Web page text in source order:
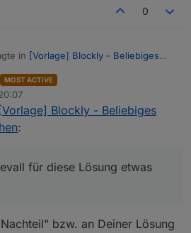
0
in [Vorlage] Blockly - Beliebiges
Ansatz mit Durchläufe = Länge
hatte ich zuerst auch, bis ich dann
war am Ende in meinem Code
Intevall für diese Lösung etwas
MOST ACTIVE
[Vorlage] Blockly - Beliebiges
:
für diese Lösung etwas
bzw. an Deiner Lösung